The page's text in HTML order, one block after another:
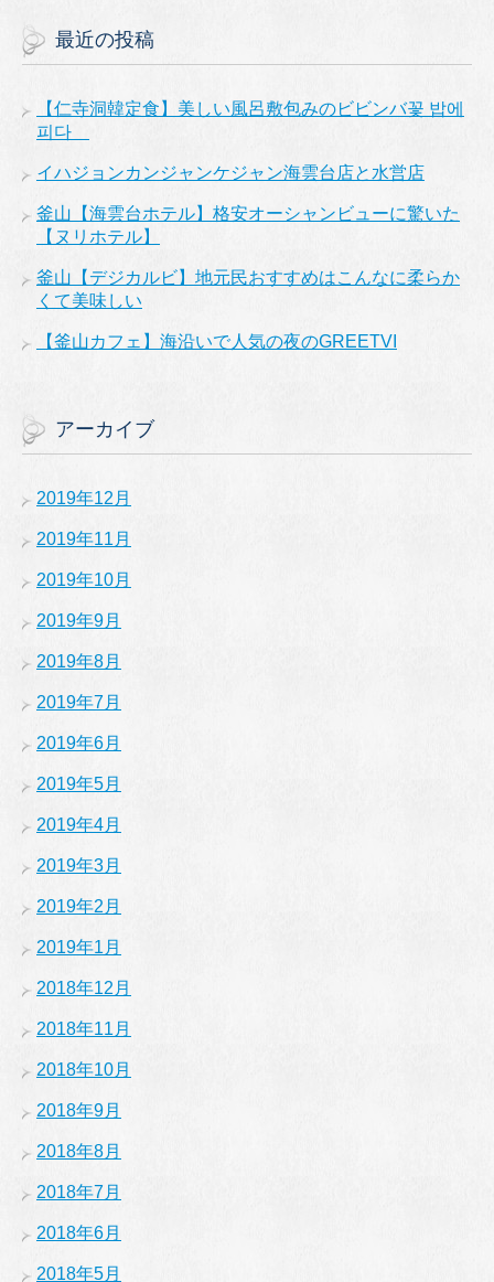
最近の投稿
【仁寺洞韓定食】美しい風呂敷包みのビビンバ꽃 밥에
피다
イハジョンカンジャンケジャン海雲台店と水営店
釜山【海雲台ホテル】格安オーシャンビューに驚いた
【ヌリホテル】
釜山【デジカルビ】地元民おすすめはこんなに柔らか
くて美味しい
【釜山カフェ】海沿いで人気の夜のGREETVI
アーカイブ
2019年12月
2019年11月
2019年10月
2019年9月
2019年8月
2019年7月
2019年6月
2019年5月
2019年4月
2019年3月
2019年2月
2019年1月
2018年12月
2018年11月
2018年10月
2018年9月
2018年8月
2018年7月
2018年6月
2018年5月